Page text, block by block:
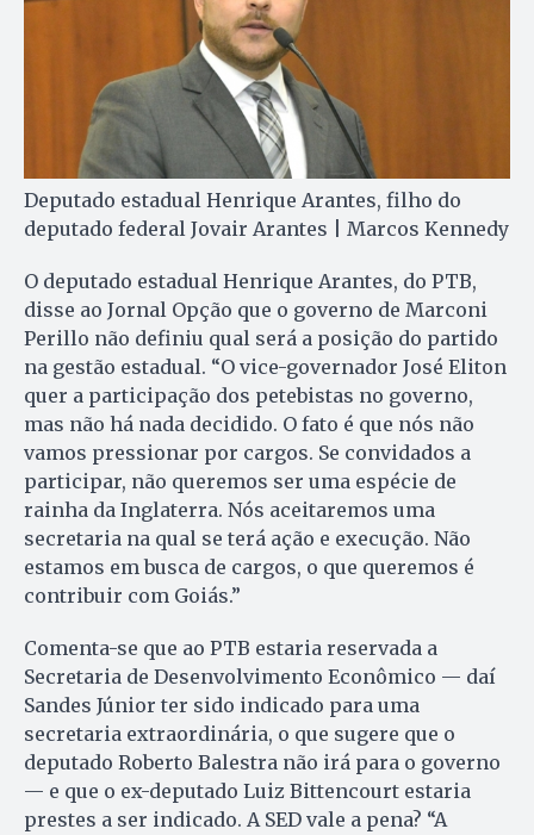
Deputado estadual Henrique Arantes, filho do
deputado federal Jovair Arantes | Marcos Kennedy
O deputado estadual Henrique Arantes, do PTB,
disse ao Jornal Opção que o governo de Marconi
Perillo não definiu qual será a posição do partido
na gestão estadual. “O vice-governador José Eliton
quer a participação dos petebistas no governo,
mas não há nada decidido. O fato é que nós não
vamos pressionar por cargos. Se convidados a
participar, não queremos ser uma espécie de
rainha da Inglaterra. Nós aceitaremos uma
secretaria na qual se terá ação e execução. Não
estamos em busca de cargos, o que queremos é
contribuir com Goiás.”
Comenta-se que ao PTB estaria reservada a
Secretaria de Desen­volvimento Econômico — daí
Sandes Júnior ter sido indicado para uma
secretaria extraordinária, o que sugere que o
deputado Roberto Balestra não irá para o governo
— e que o ex-deputado Luiz Bittencourt estaria
prestes a ser indicado. A SED vale a pena? “A